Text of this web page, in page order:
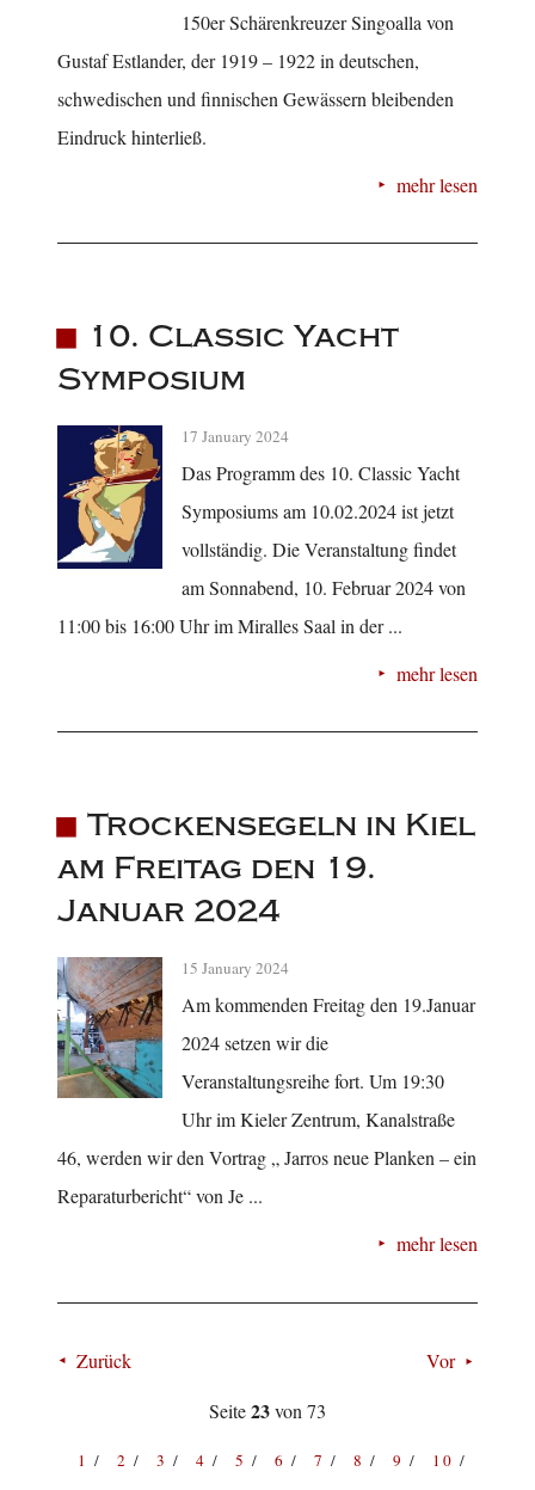
150er Schärenkreuzer Singoalla von
Gustaf Estlander, der 1919 – 1922 in deutschen,
schwedischen und finnischen Gewässern bleibenden
Eindruck hinterließ.
mehr lesen
10. Classic Yacht
Symposium
17 January 2024
Das Programm des 10. Classic Yacht
Symposiums am 10.02.2024 ist jetzt
vollständig. Die Veranstaltung findet
am Sonnabend, 10. Februar 2024 von
11:00 bis 16:00 Uhr im Miralles Saal in der ...
mehr lesen
Trockensegeln in Kiel
am Freitag den 19.
Januar 2024
15 January 2024
Am kommenden Freitag den 19.Januar
2024 setzen wir die
Veranstaltungsreihe fort. Um 19:30
Uhr im Kieler Zentrum, Kanalstraße
46, werden wir den Vortrag „ Jarros neue Planken – ein
Reparaturbericht“ von Je ...
mehr lesen
Zurück
Vor
Seite23von 73
1 2 3 4 5 6 7 8 9
10